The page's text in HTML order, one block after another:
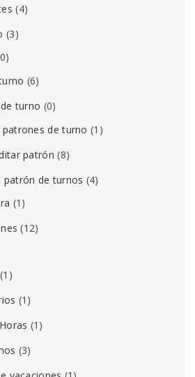
(4)
(3)
(6)
turno (0)
de turno (1)
patrón (8)
patrón de turnos (4)
(1)
(12)
(1)
(1)
(1)
(3)